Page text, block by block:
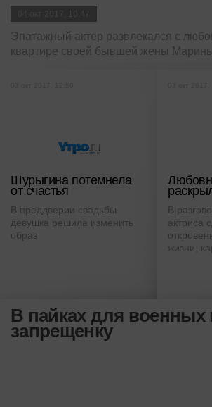
Эпатажный актер развлекался с
квартире своей бывшей жены
Шурыгина потемнела
от счастья
В преддверии свадьбы
девушка решила изменить
образ
В
актриса
жизни,
В пайках для
запрещенку